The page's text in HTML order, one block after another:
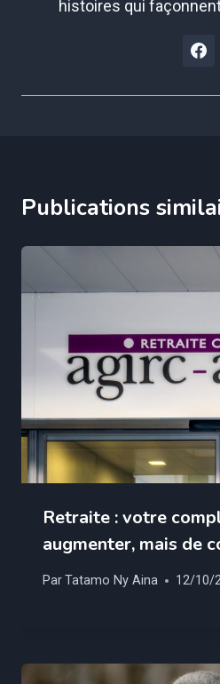
histoires qui
Publications
Retraite : votre
augmenter, mais de
ParTatamo Ny Aina 12/10/